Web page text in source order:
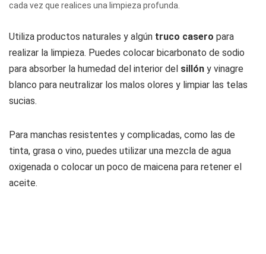
cada vez que realices una limpieza profunda.
Utiliza productos naturales y algún truco casero para
realizar la limpieza. Puedes colocar bicarbonato de sodio
para absorber la humedad del interior del sillón y vinagre
blanco para neutralizar los malos olores y limpiar las telas
sucias.
Para manchas resistentes y complicadas, como las de
tinta, grasa o vino, puedes utilizar una mezcla de agua
oxigenada o colocar un poco de maicena para retener el
aceite.